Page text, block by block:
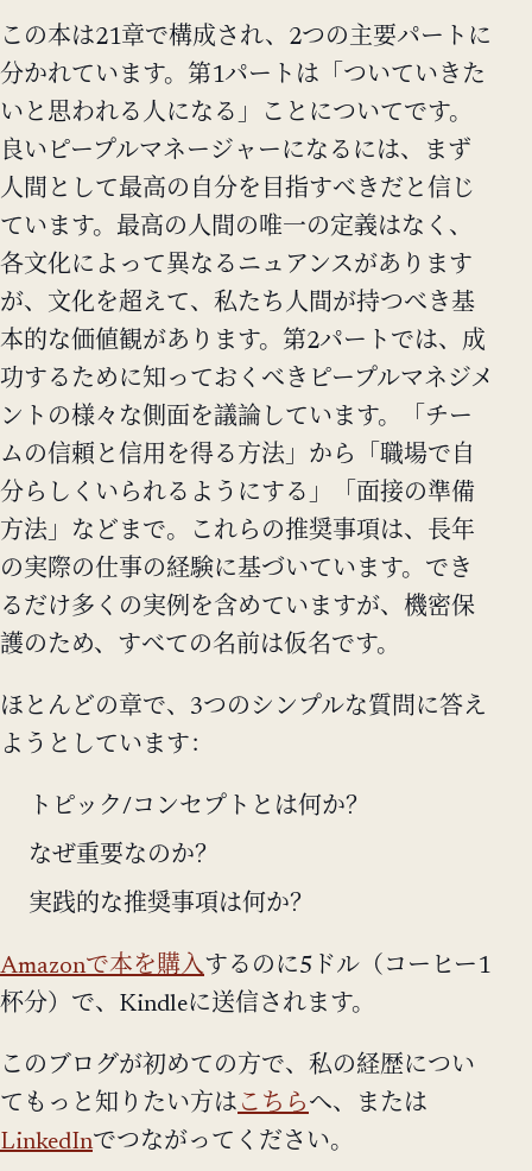
この本は21章で構成され、2つの主要パートに
分かれています。第1パートは「ついていきた
いと思われる人になる」ことについてです。
良いピープルマネージャーになるには、まず
人間として最高の自分を目指すべきだと信じ
ています。最高の人間の唯一の定義はなく、
各文化によって異なるニュアンスがあります
が、文化を超えて、私たち人間が持つべき基
本的な価値観があります。第2パートでは、成
功するために知っておくべきピープルマネジメ
ントの様々な側面を議論しています。「チー
ムの信頼と信用を得る方法」から「職場で自
分らしくいられるようにする」「面接の準備
方法」などまで。これらの推奨事項は、長年
の実際の仕事の経験に基づいています。でき
るだけ多くの実例を含めていますが、機密保
護のため、すべての名前は仮名です。
ほとんどの章で、3つのシンプルな質問に答え
ようとしています：
トピック/コンセプトとは何か？
なぜ重要なのか？
実践的な推奨事項は何か？
Amazonで本を購入するのに5ドル（コーヒー1
杯分）で、Kindleに送信されます。
このブログが初めての方で、私の経歴につい
てもっと知りたい方は こちら へ、または
LinkedInでつながってください。